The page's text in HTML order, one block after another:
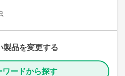
製品を変更する
ワードから探す